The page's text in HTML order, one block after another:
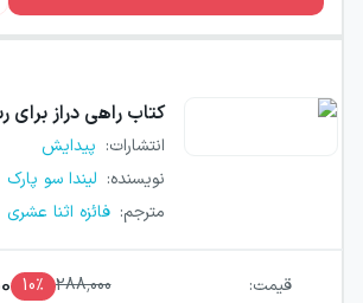
کتاب راهی دراز
انتشارات: پیدایش
نویسنده: لیندا سو پارک
مترجم: فائزه اثنا عشری
قیمت: 288,000
10٪